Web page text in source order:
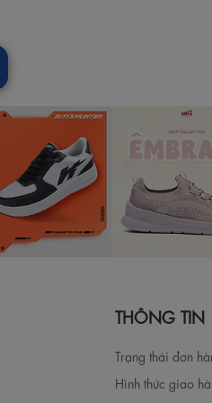
THÔNG TIN
Trạng thái đơn
Hình thức giao